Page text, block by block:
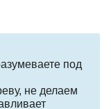
под
не делаем